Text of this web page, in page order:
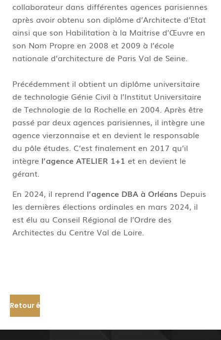
collaborateur dans différentes agences parisiennes
après avoir obtenu son diplôme d’Architecte d’Etat
ainsi que son Habilitation à la Maitrise d’Œuvre en
son Nom Propre en 2008 et 2009 à l’école
nationale d’architecture de Paris Val de Seine.
Précédemment il obtient un diplôme universitaire
de technologie Génie Civil à l’Institut Universitaire
de Technologie de la Rochelle en 2004. Après être
passé par deux agences parisiennes, il intègre une
agence vierzonnaise et en devient le responsable
du pôle études. C’est finalement en 2017 qu’il
intègre l’agence ATELIER 1+1 et en devient le
gérant.
En 2024, il reprend l’agence DBA à Orléans Depuis
les dernières élections ordinales en mars 2024, il
est élu au Conseil Régional de l’Ordre des
Architectes du Centre Val de Loire.
Retour équipe